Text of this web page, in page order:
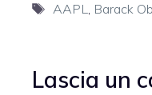
Tag
AAPL, Barack
Lascia un